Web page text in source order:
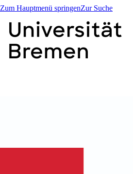
Zum Hauptmenü springenZur Suche